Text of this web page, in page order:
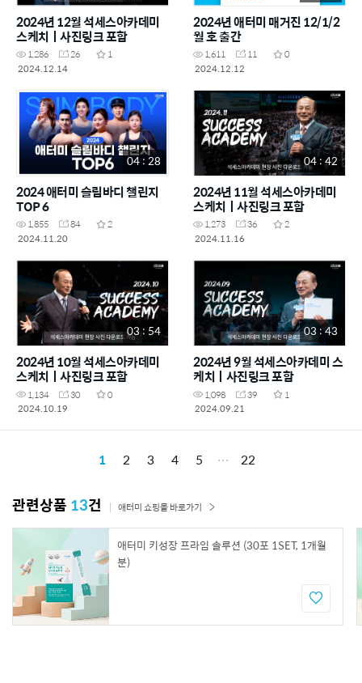
2024년 12월 석세스아카데미
스케치ㅣ사진링크 포함
1,286 26
1
2024.12.14
2024년 애터미 매거진 12/1/2
월 호 출간
1,611 11
0
2024.12.12
04 : 28
2024 애터미 슬림바디 챌린지
TOP 6
1,855 84
2
2024.11.20
04 : 42
2024년 11월 석세스아카데미
스케치ㅣ사진링크 포함
1,273 36
2
2024.11.16
03 : 54
2024년 10월 석세스아카데미
스케치ㅣ사진링크 포함
1,134 30
0
2024.10.19
03 : 43
2024년 9월 석세스아카데미 스
케치ㅣ사진링크 포함
1,098 39
1
2024.09.21
1 2 3 4 5 22
관련상품 13건 애터미 쇼핑몰 바로가기
애터미 키성장 프라임 솔루션 (30포 1SET, 1개월
분)